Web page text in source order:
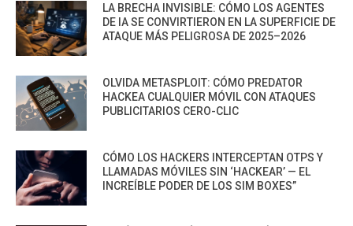
LA BRECHA INVISIBLE: CÓMO LOS AGENTES
DE IA SE CONVIRTIERON EN LA SUPERFICIE DE
ATAQUE MÁS PELIGROSA DE 2025–2026
OLVIDA METASPLOIT: CÓMO PREDATOR
HACKEA CUALQUIER MÓVIL CON ATAQUES
PUBLICITARIOS CERO-CLIC
CÓMO LOS HACKERS INTERCEPTAN OTPS Y
LLAMADAS MÓVILES SIN ‘HACKEAR’ — EL
INCREÍBLE PODER DE LOS SIM BOXES”